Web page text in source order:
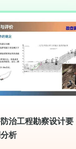
治工程勘察设计要
析